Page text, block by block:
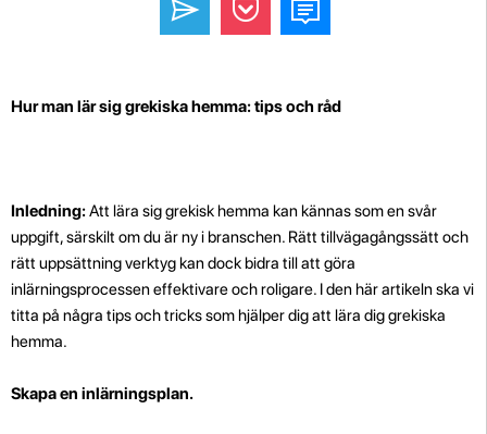
Hur man lär sig grekiska hemma: tips och råd
Inledning:Att lära sig grekisk hemma kan kännas som en svår
uppgift, särskilt om du är ny i branschen. Rätt tillvägagångssätt och
rätt uppsättning verktyg kan dock bidra till att göra
inlärningsprocessen effektivare och roligare. I den här artikeln ska vi
titta på några tips och tricks som hjälper dig att lära dig grekiska
hemma.
Skapa en inlärningsplan.